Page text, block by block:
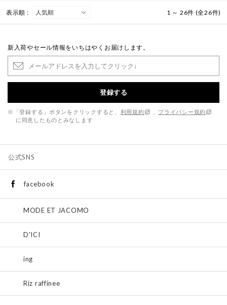
表示順 : 1 ～ 26件 (全26件)
新入荷やセール情報をいちはやくお届けします。
登録する
※「登録する」ボタンをクリックすると、 利用規約
プライバシー規約
に同意したものとみなします
公式SNS
facebook
MODE ET JACOMO
D'ICI
ing
Riz raffinee